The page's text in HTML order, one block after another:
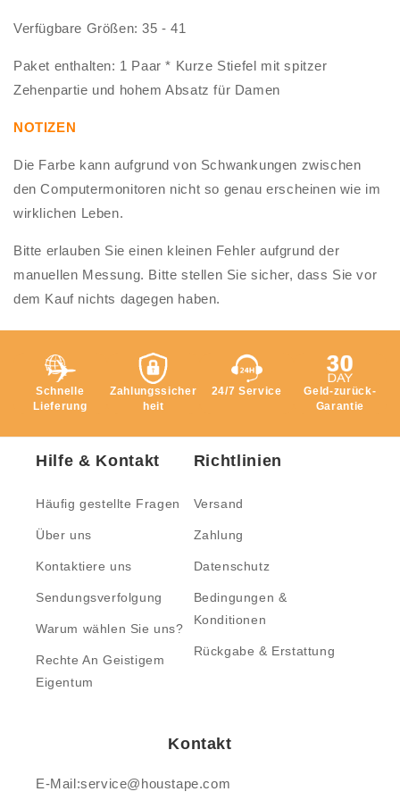
Verfügbare Größen: 35 - 41
Paket enthalten: 1 Paar * Kurze Stiefel mit spitzer
Zehenpartie und hohem Absatz für Damen
NOTIZEN
Die Farbe kann aufgrund von Schwankungen zwischen
den Computermonitoren nicht so genau erscheinen wie im
wirklichen Leben.
Bitte erlauben Sie einen kleinen Fehler aufgrund der
manuellen Messung. Bitte stellen Sie sicher, dass Sie vor
dem Kauf nichts dagegen haben.
Schnelle
Lieferung
Zahlungssicher
heit
24/7 Service
Geld-zurück-
Garantie
Hilfe & Kontakt
Häufig gestellte Fragen
Über uns
Kontaktiere uns
Sendungsverfolgung
Warum wählen Sie uns?
Rechte An Geistigem
Eigentum
Richtlinien
Versand
Zahlung
Datenschutz
Bedingungen &
Konditionen
Rückgabe & Erstattung
Kontakt
E-Mail:service@houstape.com